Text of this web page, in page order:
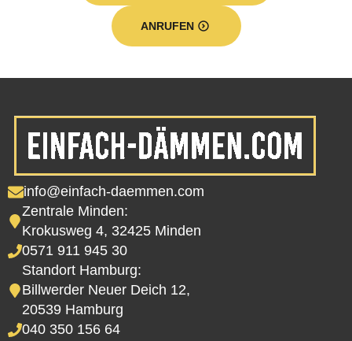
ANRUFEN
info@einfach-daemmen.com
Zentrale Minden:
Krokusweg 4, 32425 Minden
0571 911 945 30
Standort Hamburg:
Billwerder Neuer Deich 12,
20539 Hamburg
040 350 156 64